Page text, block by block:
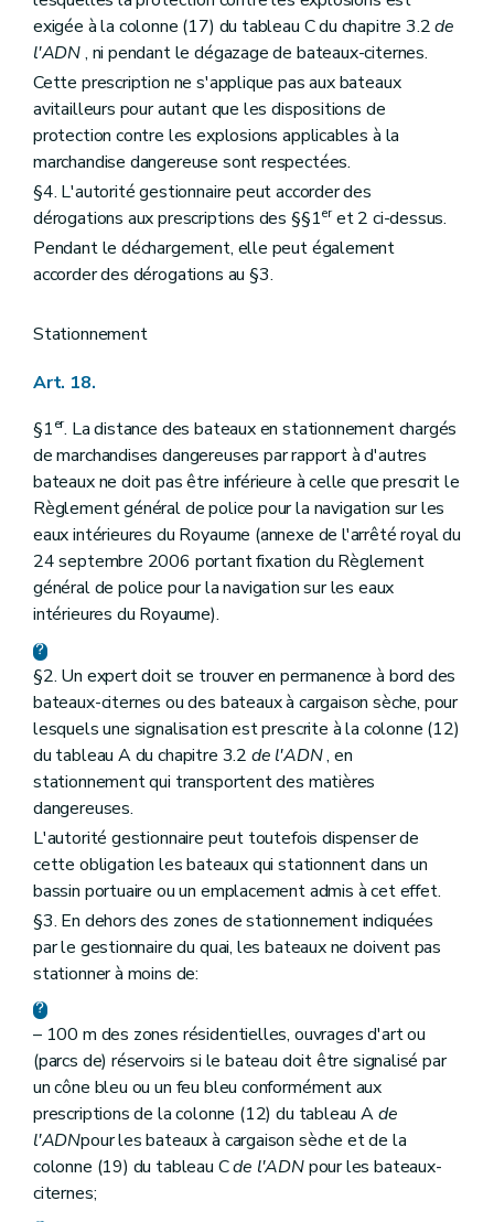
exigée à la colonne (17) du tableau C du chapitre 3.2de
l'ADN, ni pendant le dégazage de bateaux-citernes.
Cette prescription ne s'applique pas aux bateaux
avitailleurs pour autant que les dispositions de
protection contre les explosions applicables à la
marchandise dangereuse sont respectées.
§4. L'autorité gestionnaire peut accorder des
dérogations aux prescriptions des §§1eret 2 ci-dessus.
Pendant le déchargement, elle peut également
accorder des dérogations au §3.
Stationnement
Art. 18.
§1er. La distance des bateaux en stationnement chargés
de marchandises dangereuses par rapport à d'autres
bateaux ne doit pas être inférieure à celle que prescrit le
Règlement général de police pour la navigation sur les
eaux intérieures du Royaume (annexe de l'arrêté royal du
24 septembre 2006 portant fixation du Règlement
général de police pour la navigation sur les eaux
intérieures du Royaume).
§2. Un expert doit se trouver en permanence à bord des
bateaux-citernes ou des bateaux à cargaison sèche, pour
lesquels une signalisation est prescrite à la colonne (12)
du tableau A du chapitre 3.2 de l'ADN, en
stationnement qui transportent des matières
dangereuses.
L'autorité gestionnaire peut toutefois dispenser de
cette obligation les bateaux qui stationnent dans un
bassin portuaire ou un emplacement admis à cet effet.
§3. En dehors des zones de stationnement indiquées
par le gestionnaire du quai, les bateaux ne doivent pas
stationner à moins de:
– 100 m des zones résidentielles, ouvrages d'art ou
(parcs de) réservoirs si le bateau doit être signalisé par
un cône bleu ou un feu bleu conformément aux
prescriptions de la colonne (12) du tableau Ade
l'ADNpour les bateaux à cargaison sèche et de la
colonne (19) du tableau Cde l'ADNpour les bateaux-
citernes;